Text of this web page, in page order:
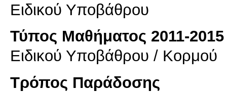
Ειδικού Υποβάθρου
Τύπος Μαθήματος 2011-2015
Ειδικού Υποβάθρου / Κορμού
Τρόπος Παράδοσης